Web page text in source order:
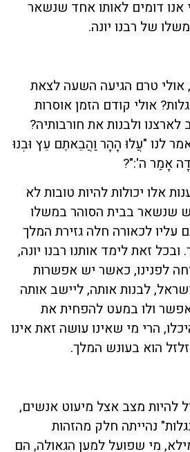
אנו דומים לאותו אחד שנשאר
של רבנו יונה.
אולי טרם הגיעה השעה לצאת
אולי קודם הזמן אוסרות
ולבנות את חורבותיה?
לנו "עֲלוּ הָהָר וַהֲבֵאתֶם עֵץ וּבְנוּ
אָמַר ה':"?
אלו יכולות להיות טובות לא
שנשאר בבית הסוהר במשלו
עליו לכאורה חלה גזירת המלך
זאת לימד אותנו רבנו יונה,
לפנינו, כאשר יש אפשרות
לבנות אותה, ליישב אותה
ולו במעט להפחית את
הרי מי שאינו עושה זאת אינו
הוא בעונש המלך.
להיות מצב אצל מיעוט אנשים,
נהייתה חלק מהזהות
מי שפועל למען הגאולה, הם